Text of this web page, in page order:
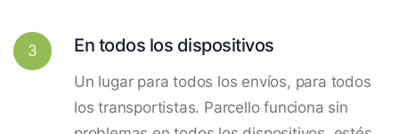
3 En todos los dispositivos
Un lugar para todos los envíos, para todos
los transportistas. Parcello funciona sin